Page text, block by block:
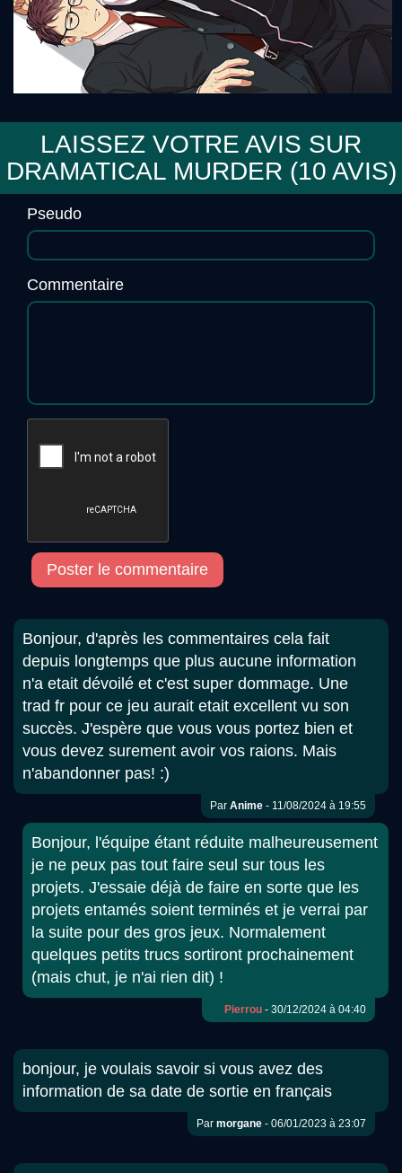
LAISSEZ VOTRE AVIS SUR
DRAMATICAL MURDER (10 AVIS)
Pseudo
Commentaire
Poster le commentaire
Bonjour, d'après les commentaires cela fait
depuis longtemps que plus aucune information
n'a etait dévoilé et c'est super dommage. Une
trad fr pour ce jeu aurait etait excellent vu son
succès. J'espère que vous vous portez bien et
vous devez surement avoir vos raions. Mais
n'abandonner pas! :)
Par Anime - 11/08/2024 à 19:55
Bonjour, l'équipe étant réduite malheureusement
je ne peux pas tout faire seul sur tous les
projets. J'essaie déjà de faire en sorte que les
projets entamés soient terminés et je verrai par
la suite pour des gros jeux. Normalement
quelques petits trucs sortiront prochainement
(mais chut, je n'ai rien dit) !
Pierrou - 30/12/2024 à 04:40
bonjour, je voulais savoir si vous avez des
information de sa date de sortie en français
Par morgane - 06/01/2023 à 23:07